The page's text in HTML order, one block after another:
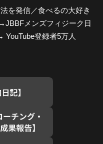
を発信／食べるの大好き
メンズフィジーク日
登録者5万人